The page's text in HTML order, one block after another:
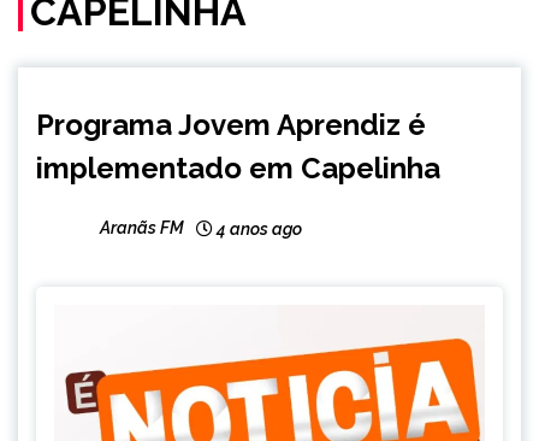
CAPELINHA
NOTÍCIAS
Programa Jovem Aprendiz é
implementado em Capelinha
Aranãs FM 4 anos ago